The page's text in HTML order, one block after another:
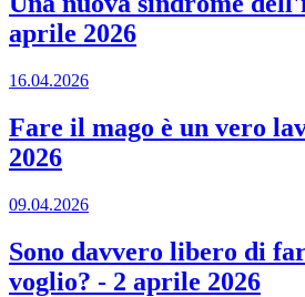
aprile 2026
16.04.2026
Fare il mago è un vero
2026
09.04.2026
Sono davvero libero di
voglio? - 2 aprile 2026